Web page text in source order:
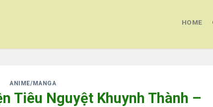
HOME
ANIME/MANGA
Tiêu Nguyệt Khuynh Thành –